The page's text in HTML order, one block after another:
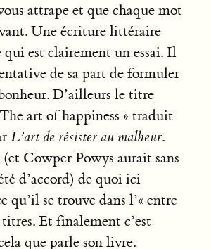
attrape et que chaque mot
Une écriture littéraire
est clairement un essai. Il
de sa part de formuler
D’ailleurs le titre
art of happiness » traduit
L’art de résister au malheur.
Cowper Powys aurait sans
d’accord) de quoi ici
qu’il se trouve dans l’« entre
titres. Et finalement c’est
que parle son livre.